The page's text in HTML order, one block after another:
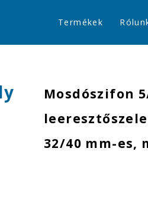
Termékek
Mosdószifon
32/40 mm-es,